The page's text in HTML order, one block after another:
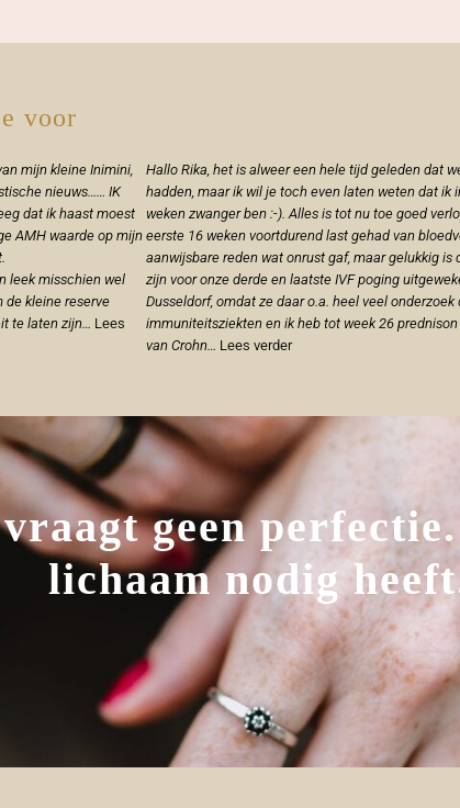
voor
mijn kleine Inimini,
nieuws…… IK
dat ik haast moest
AMH waarde op mijn
leek misschien wel
de kleine reserve
te laten zijn… Lees
Hallo Rika, het is alweer een hele tijd geleden dat
hadden, maar ik wil je toch even laten weten dat ik
weken zwanger ben :-). Alles is tot nu toe goed
eerste 16 weken voortdurend last gehad van
aanwijsbare reden wat onrust gaf, maar gelukkig is
zijn voor onze derde en laatste IVF poging
Dusseldorf, omdat ze daar o.a. heel veel
immuniteitsziekten en ik heb tot week 26
van Crohn… Lees verder
geen
lichaam nodig